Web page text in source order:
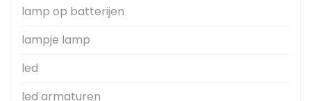
lamp op batterijen
lampje lamp
led
led armaturen